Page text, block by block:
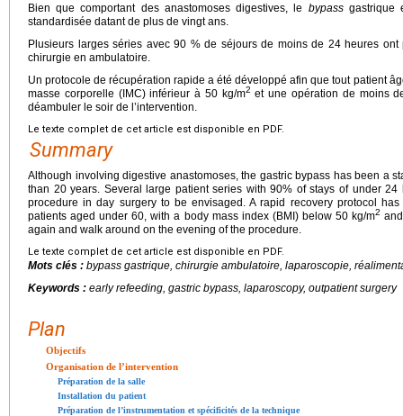
Bien que comportant des anastomoses digestives, le bypassgastrique
standardisée datant de plus de vingt ans.
Plusieurs larges séries avec 90 % de séjours de moins de 24 heures ont
chirurgie en ambulatoire.
Un protocole de récupération rapide a été développé afin que tout patient
masse corporelle (IMC) inférieur à 50 kg/m2 et une opération de moins
déambuler le soir de l’intervention.
Le texte complet de cet article est disponible en PDF.
Summary
Although involving digestive anastomoses, the gastric bypass has been a
than 20 years. Several large patient series with 90% of stays of under
procedure in day surgery to be envisaged. A rapid recovery protocol
patients aged under 60, with a body mass index (BMI) below 50 kg/m2
again and walk around on the evening of the procedure.
Le texte complet de cet article est disponible en PDF.
Mots clés : bypass gastrique, chirurgie ambulatoire, laparoscopie,
Keywords : early refeeding, gastric bypass, laparoscopy, outpatient surgery
Plan
Objectifs
Organisation de l’intervention
Préparation de la salle
Installation du patient
Préparation de l’instrumentation et spécificités de la technique